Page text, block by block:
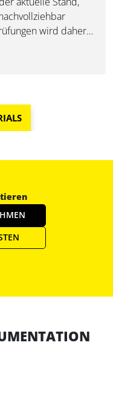
wird daher
und in welchem